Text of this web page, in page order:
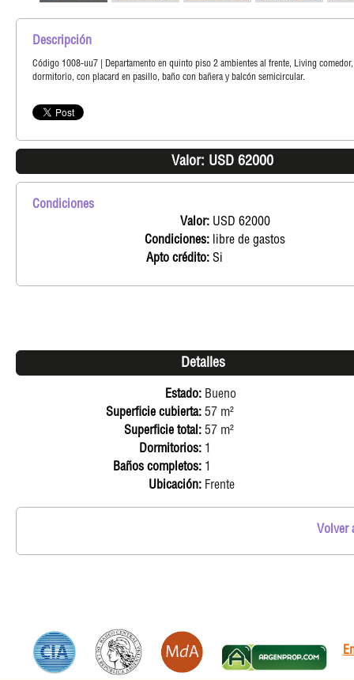
Descripción
Código 1008-uu7 | Departamento en quinto piso 2 ambientes al frente, Living
dormitorio, con placard en pasillo, baño con bañera y balcón semicircular.
Valor: USD 62000
Condiciones
Valor: USD 62000
Condiciones: libre de gastos
Apto crédito: Si
Detalles
Estado: Bueno
Superficie cubierta: 57 m²
Superficie total: 57 m²
Dormitorios: 1
Baños completos: 1
Ubicación: Frente
Volver